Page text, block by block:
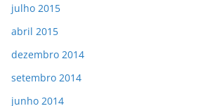
julho 2015
abril 2015
dezembro 2014
setembro 2014
junho 2014